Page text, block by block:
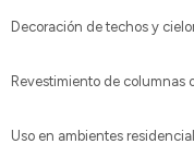
Decoración de techos y
Revestimiento de columnas
Uso en ambientes